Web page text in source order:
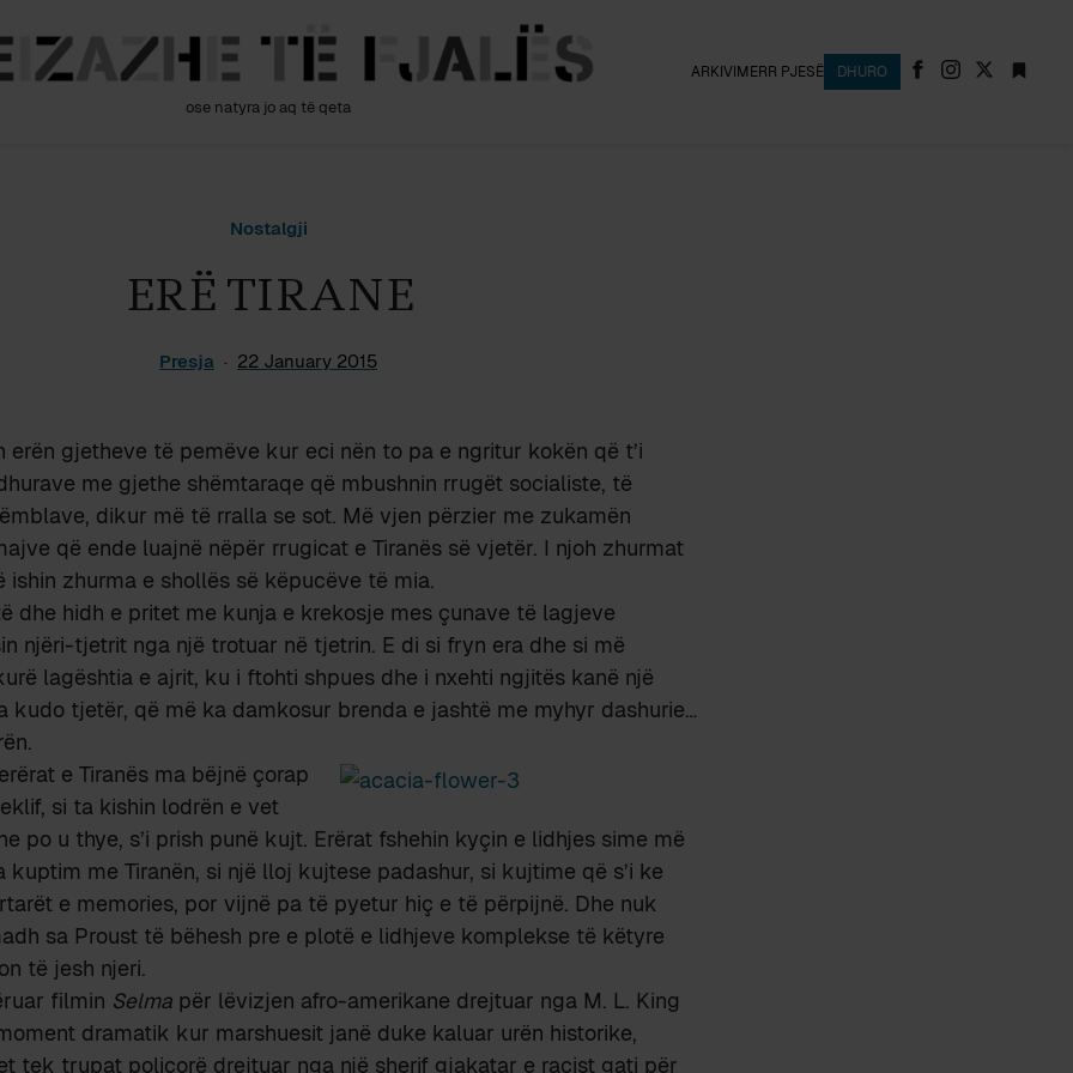
ose natyra jo aq të qeta
ARKIVIMERR PJESË DHURO
Nostalgji
ERË TIRANE
Presja 22 January 2015
erën gjetheve të pemëve kur eci nën to pa e ngritur kokën që t’i
me gjethe shëmtaraqe që mbushnin rrugët socialiste, të
dikur më të rralla se sot. Më vjen përzier me zukamën
që ende luajnë nëpër rrugicat e Tiranës së vjetër. I njoh zhurmat
ishin zhurma e shollës së këpucëve të mia.
dhe hidh e pritet me kunja e krekosje mes çunave të lagjeve
njëri-tjetrit nga një trotuar në tjetrin. E di si fryn era dhe si më
lagështia e ajrit, ku i ftohti shpues dhe i nxehti ngjitës kanë një
kudo tjetër, që më ka damkosur brenda e jashtë me myhyr dashurie…
e Tiranës ma bëjnë çorap
si ta kishin lodrën e vet
po u thye, s’i prish punë kujt. Erërat fshehin kyçin e lidhjes sime më
me Tiranën, si një lloj kujtese padashur, si kujtime që s’i ke
e memories, por vijnë pa të pyetur hiç e të përpijnë. Dhe nuk
sa Proust të bëhesh pre e plotë e lidhjeve komplekse të këtyre
të jesh njeri.
filmin Selma për lëvizjen afro-amerikane drejtuar nga M. L. King
dramatik kur marshuesit janë duke kaluar urën historike,
tek trupat policorë drejtuar nga një sherif gjakatar e racist gati për